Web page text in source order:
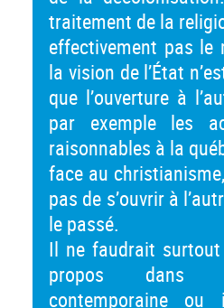
traitement de la
effectivement pas le
la vision de l’État
que l’ouverture à
par exemple les
raisonnables à la
face au
pas de s’ouvrir à
le passé.
Il ne faudrait
propos dans
contemporaine ou